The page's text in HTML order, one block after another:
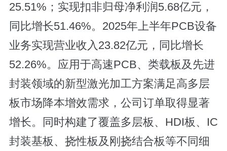
25.51%；实现扣非归母净利润5.68亿元，
同比增长51.46%。2025年上半年PCB设备
业务实现营业收入23.82亿元，同比增长
52.26%。应用于高速PCB、类载板及先进
封装领域的新型激光加工方案满足高多层
板市场降本增效需求，公司订单取得显著
增长。同时构建了覆盖多层板、HDI板、IC
封装基板、挠性板及刚挠结合板等不同细